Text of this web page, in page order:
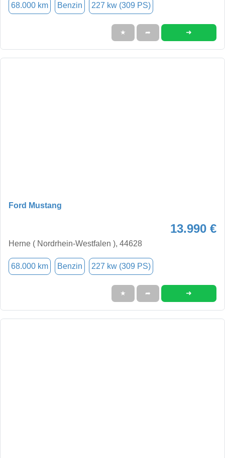
68.000 km Benzin 227 kw (309 PS)
★ ➦ ➜
Ford Mustang
13.990 €
Herne ( Nordrhein-Westfalen ), 44628
68.000 km Benzin 227 kw (309 PS)
★ ➦ ➜